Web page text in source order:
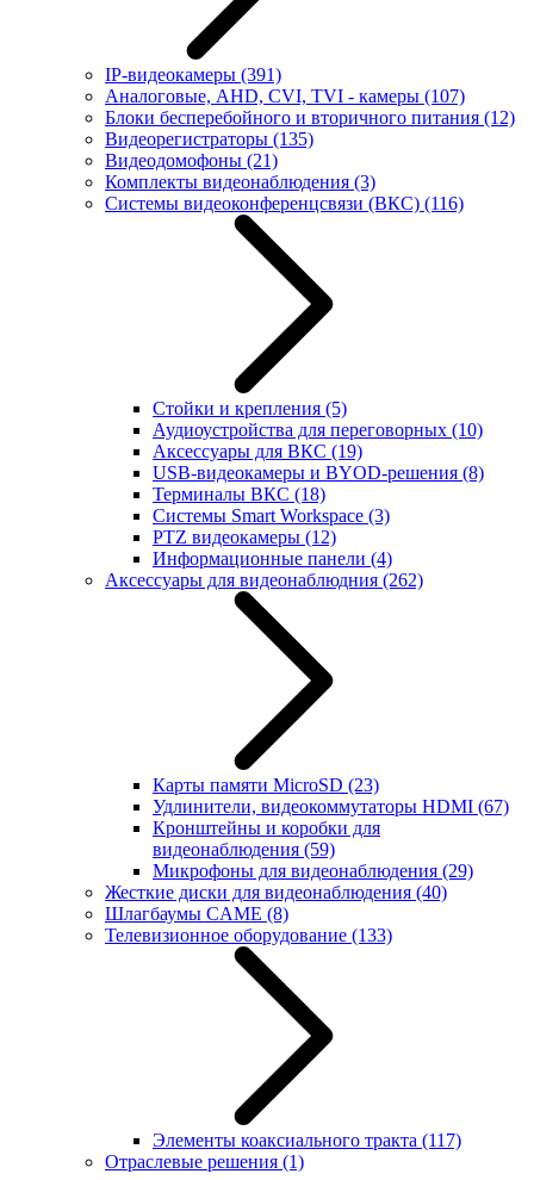
IP-видеокамеры (391)
Аналоговые, AHD, CVI, TVI - камеры (107)
Блоки бесперебойного и вторичного питания (12)
Видеорегистраторы (135)
Видеодомофоны (21)
Комплекты видеонаблюдения (3)
Системы видеоконференцсвязи (ВКС) (116)
Стойки и крепления (5)
Аудиоустройства для переговорных (10)
Аксессуары для ВКС (19)
USB-видеокамеры и BYOD-решения (8)
Терминалы ВКС (18)
Системы Smart Workspace (3)
PTZ видеокамеры (12)
Информационные панели (4)
Аксессуары для видеонаблюдния (262)
Карты памяти MicroSD (23)
Удлинители, видеокоммутаторы HDMI (67)
Кронштейны и коробки для
видеонаблюдения (59)
Микрофоны для видеонаблюдения (29)
Жесткие диски для видеонаблюдения (40)
Шлагбаумы CAME (8)
Телевизионное оборудование (133)
Элементы коаксиального тракта (117)
Отраслевые решения (1)